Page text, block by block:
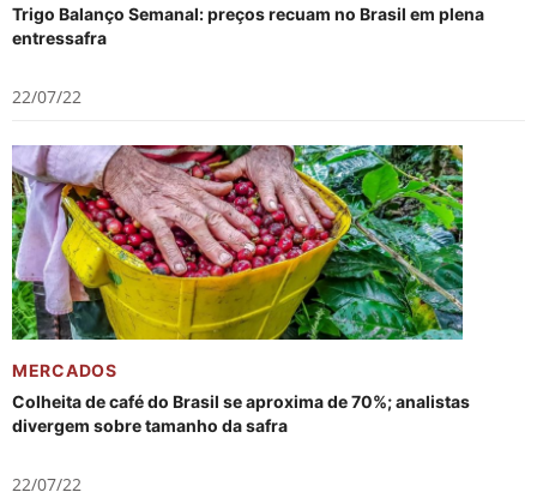
Trigo Balanço Semanal: preços recuam no Brasil em plena
entressafra
22/07/22
MERCADOS
Colheita de café do Brasil se aproxima de 70%; analistas
divergem sobre tamanho da safra
22/07/22